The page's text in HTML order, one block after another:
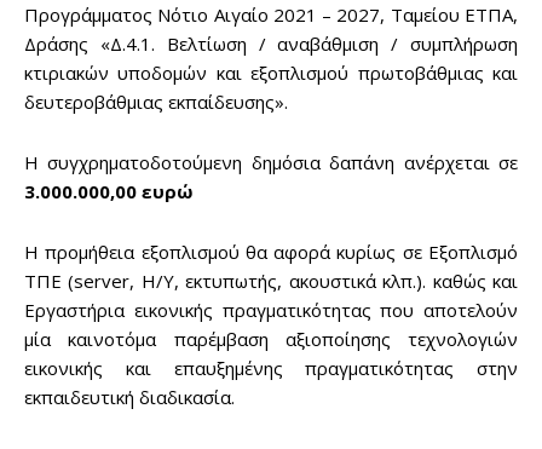
Προγράμματος Νότιο Αιγαίο 2021 – 2027, Ταμείου ΕΤΠΑ,
Δράσης «Δ.4.1. Βελτίωση / αναβάθμιση / συμπλήρωση
κτιριακών υποδομών και εξοπλισμού πρωτοβάθμιας και
δευτεροβάθμιας εκπαίδευσης».
Η συγχρηματοδοτούμενη δημόσια δαπάνη ανέρχεται σε
3.000.000,00 ευρώ
Η προμήθεια εξοπλισμού θα αφορά κυρίως σε Εξοπλισμό
ΤΠΕ (server, Η/Υ, εκτυπωτής, ακουστικά κλπ.). καθώς και
Εργαστήρια εικονικής πραγματικότητας που αποτελούν
μία καινοτόμα παρέμβαση αξιοποίησης τεχνολογιών
εικονικής και επαυξημένης πραγματικότητας στην
εκπαιδευτική διαδικασία.